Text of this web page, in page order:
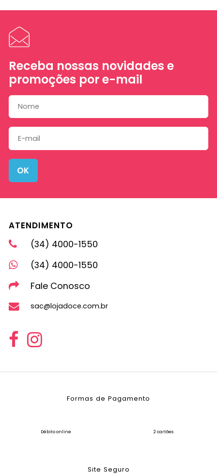
Receba nossas novidades e
promoções por e-mail
OK
ATENDIMENTO
(34) 4000-1550
(34) 4000-1550
Fale Conosco
sac@lojadoce.com.br
Formas de Pagamento
Débito online 2 cartões
Site Seguro